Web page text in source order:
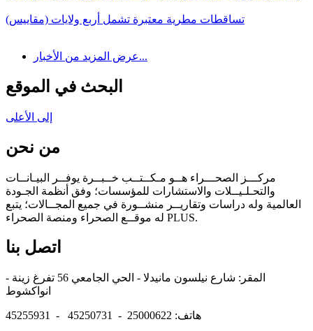
تساقطات مطرية معتبرة تشمل أربع ولايات (مقاييس)
عرض المزيد من الأخبار...
البحث في الموقع
إلى الأعلى
من نحن
مركـــز الصحـــراء هــو مـكــتــب خــبــرة يوفــر البيـانــات
والتحـلـيــلات والاستشارات للمؤسسات؛ وفق أنظمة الجـودة
العالمية وله دراسات وتقاريــر منشــورة في جميع المجــالات؛ يتبع
له موقــع الصحراء ومنصة الصحراء PLUS.
اتصل بنا
المقر: شارع نيلسون مانيدلا - الحي الجامعي 56 تفرغ زينة -
هاتف: 25000622 - 45250731 - 45255931